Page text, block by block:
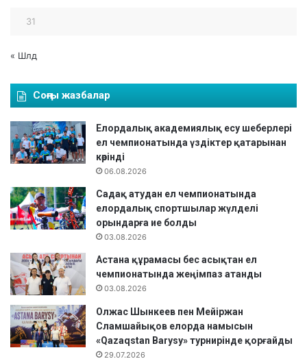
31
« Шлд
Соңғы жазбалар
Елордалық академиялық есу шеберлері
ел чемпионатында үздіктер қатарынан
көрінді
06.08.2026
Садақ атудан ел чемпионатында
елордалық спортшылар жүлделі
орындарға ие болды
03.08.2026
Астана құрамасы бес асықтан ел
чемпионатында жеңімпаз атанды
03.08.2026
Олжас Шынкеев пен Мейіржан
Сламшайықов елорда намысын
«Qazaqstan Barysy» турнирінде қорғайды
29.07.2026